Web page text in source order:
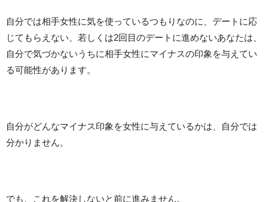
自分では相手女性に気を使っているつもりなのに、デートに応
じてもらえない、若しくは2回目のデートに進めないあなたは、
自分で気づかないうちに相手女性にマイナスの印象を与えてい
る可能性があります。
自分がどんなマイナス印象を女性に与えているかは、自分では
分かりません。
でも、これを解決しないと前に進みません。